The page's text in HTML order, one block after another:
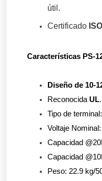
útil .
Certificado
Características PS-
Diseño de 10-
Reconocida UL.
Tipo de
Voltaje Nominal:
Capacidad
Capacidad
Peso: 22.9 kg/